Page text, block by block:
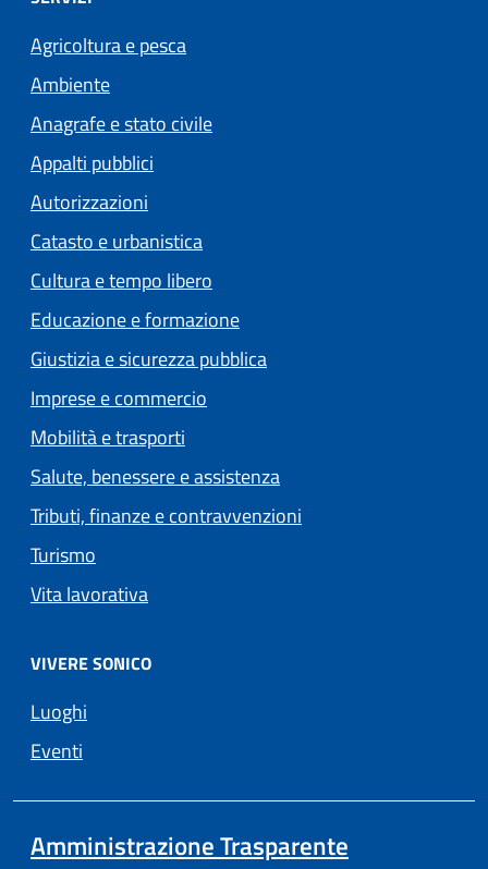
Agricoltura e pesca
Ambiente
Anagrafe e stato civile
Appalti pubblici
Autorizzazioni
Catasto e urbanistica
Cultura e tempo libero
Educazione e formazione
Giustizia e sicurezza pubblica
Imprese e commercio
Mobilità e trasporti
Salute, benessere e assistenza
Tributi, finanze e contravvenzioni
Turismo
Vita lavorativa
VIVERE SONICO
Luoghi
Eventi
Amministrazione Trasparente